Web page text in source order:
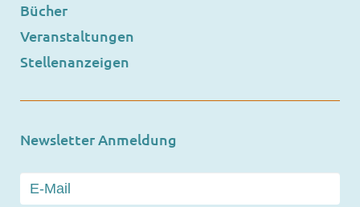
Bücher
Veranstaltungen
Stellenanzeigen
Newsletter Anmeldung